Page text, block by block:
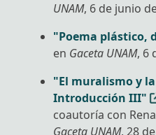
UNAM, 6 de junio
"Poema plástico,
en Gaceta UNAM, 6
"El muralismo y
Introducción III"
coautoría con
Gaceta UNAM, 28